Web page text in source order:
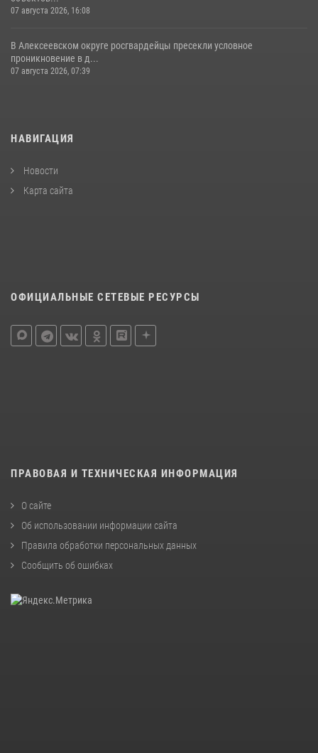
07 августа 2026, 16:08
В Алексеевском округе росгвардейцы пресекли условное
проникновение в д...
07 августа 2026, 07:39
НАВИГАЦИЯ
Новости
Карта сайта
ОФИЦИАЛЬНЫЕ СЕТЕВЫЕ РЕСУРСЫ
ПРАВОВАЯ И ТЕХНИЧЕСКАЯ ИНФОРМАЦИЯ
О сайте
Об использовании информации сайта
Правила обработки персональных данных
Сообщить об ошибках